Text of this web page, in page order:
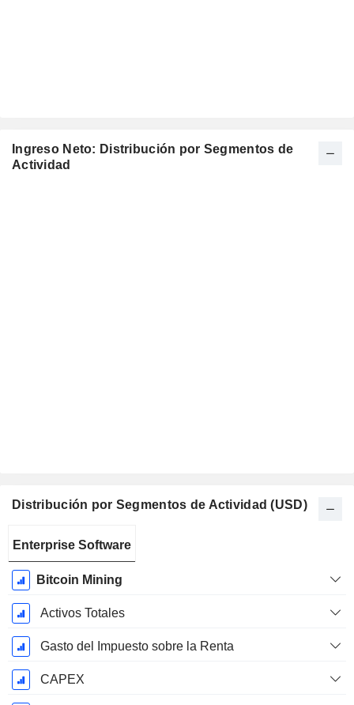
Ingreso Neto: Distribución por Segmentos de
Actividad
Distribución por Segmentos de Actividad (USD)
fiscal:
Diciembre
Enterprise Software
Bitcoin Mining
Activos Totales
Gasto del Impuesto sobre la Renta
CAPEX